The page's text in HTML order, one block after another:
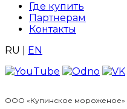
Где купить
Партнерам
Контакты
RU
EN
ООО «Купинское мороженое»